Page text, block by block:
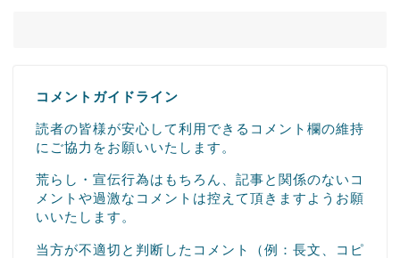
コメントガイドライン
読者の皆様が安心して利用できるコメント欄の維持
にご協力をお願いいたします。
荒らし・宣伝行為はもちろん、記事と関係のないコ
メントや過激なコメントは控えて頂きますようお願
いいたします。
当方が不適切と判断したコメント（例：長文、コピ